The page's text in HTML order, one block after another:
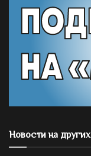
Новости на